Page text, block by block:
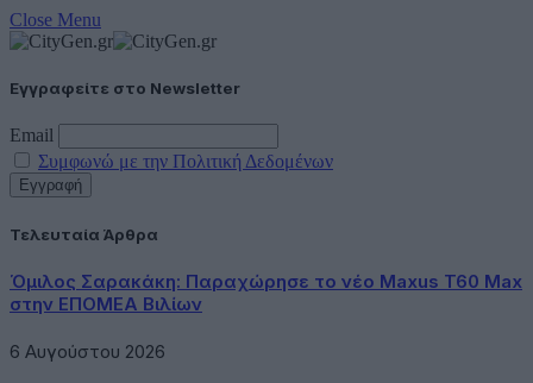
Close Menu
Εγγραφείτε στο Newsletter
Email
Συμφωνώ με την Πολιτική Δεδομένων
Τελευταία Άρθρα
Όμιλος Σαρακάκη: Παραχώρησε το νέο Maxus T60 Max
στην ΕΠΟΜΕΑ Βιλίων
6 Αυγούστου 2026